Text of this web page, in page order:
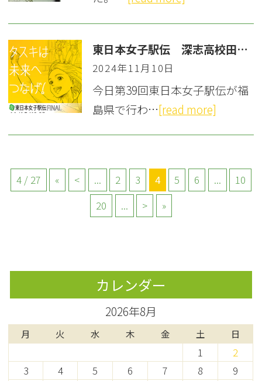
東日本女子駅伝 深志高校田村るう選手快走！
2024年11月10日
今日第39回東日本女子駅伝が福
島県で行わ…[read more]
4 / 27 « < ... 2 3 4 5 6 ...
10
20
... > »
カレンダー
2026年8月
月 火 水 木 金 土 日
1
2
3
4 5 6 7 8 9